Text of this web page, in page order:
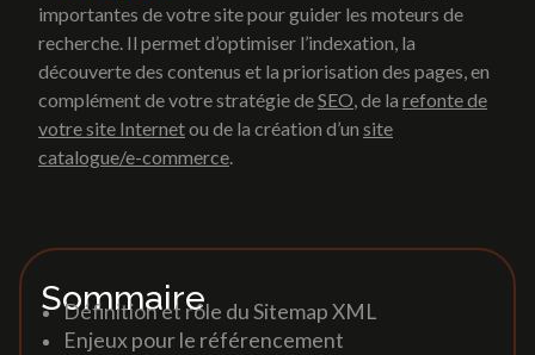
Lexique
Web marketing
Référencement naturel/SEO
Social media
Analytics
Print et support de
communication
Lexique
Site catalogue et e-commerce
Landing Page
Refonte site internet
importantes de votre site pour guider les moteurs de
recherche. Il permet d’optimiser l’indexation, la
découverte des contenus et la priorisation des pages, en
complément de votre stratégie deSEO, de la refonte de
votre site Internetou de la création d’un site
catalogue/e-commerce.
Sommaire
Définition et rôle du Sitemap XML
Enjeux pour le référencement